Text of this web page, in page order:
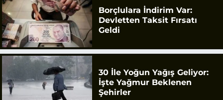
Borçlulara İndirim Var:
Devletten Taksit Fırsatı
Geldi
30 İle Yoğun Yağış Geliyor:
İşte Yağmur Beklenen
Şehirler